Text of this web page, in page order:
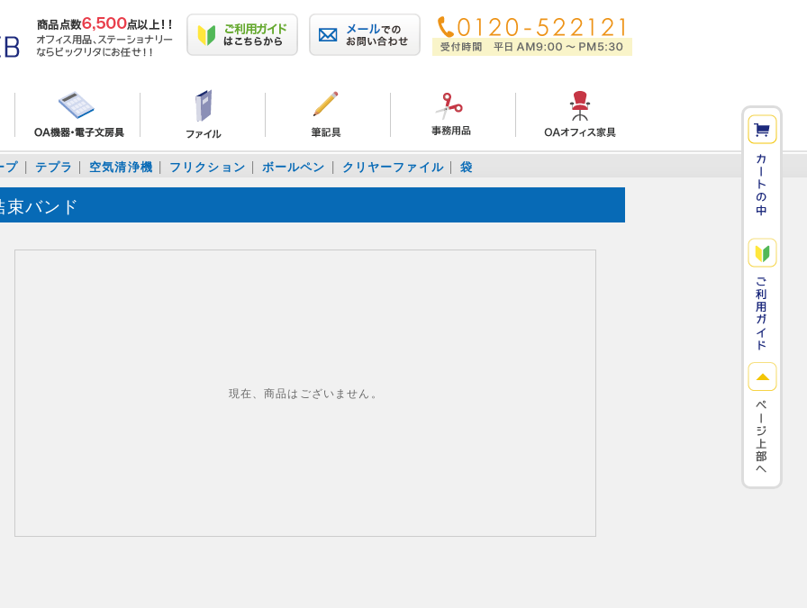
プ テプラ 空気清浄機 フリクション ボールペン クリヤーファイル 袋
束バンド
現在、商品はございません。